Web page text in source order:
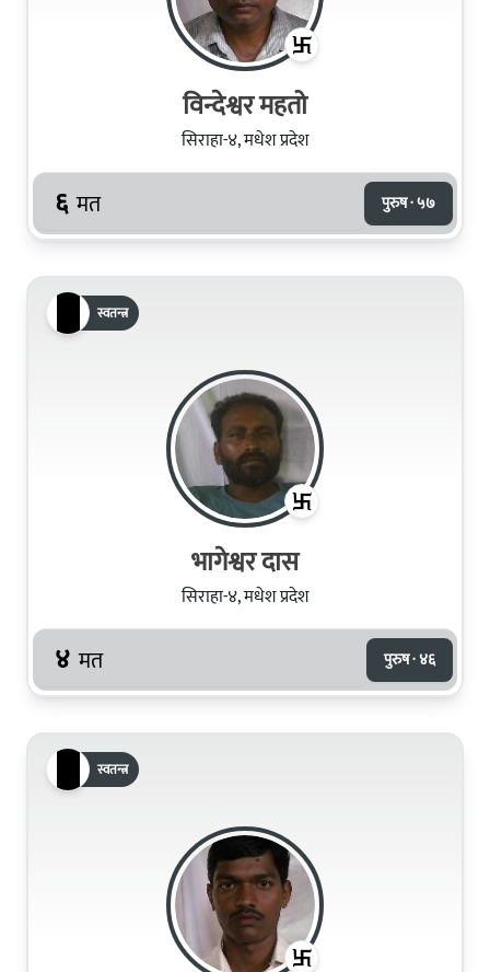
विन्देश्वर महतो
सिराहा-४, मधेश प्रदेश
६ मत पुरुष · ५७
स्वतन्त्र
भागेश्वर दास
सिराहा-४, मधेश प्रदेश
४ मत पुरुष · ४६
स्वतन्त्र